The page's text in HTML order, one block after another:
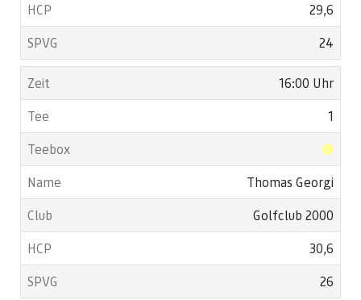
29,6
24
16:00 Uhr
1
Thomas Georgi
Golfclub 2000
30,6
26